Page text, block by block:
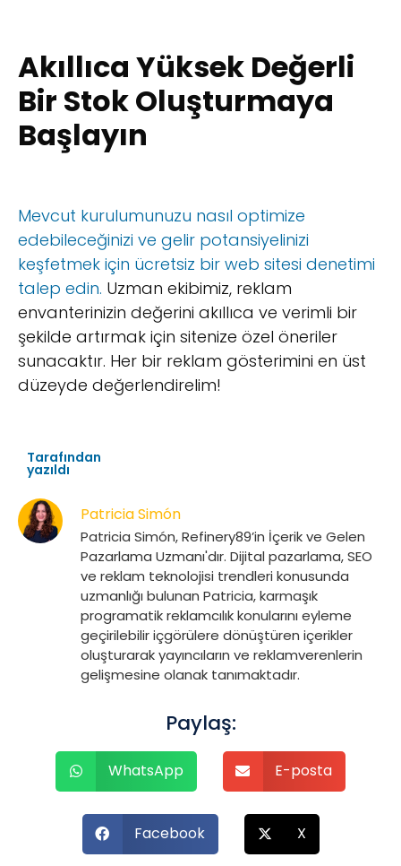
Akıllıca Yüksek Değerli
Bir Stok Oluşturmaya
Başlayın
Mevcut kurulumunuzu nasıl optimize
edebileceğinizi ve gelir potansiyelinizi
keşfetmek için ücretsiz bir web sitesi denetimi
talep edin. Uzman ekibimiz, reklam
envanterinizin değerini akıllıca ve verimli bir
şekilde artırmak için sitenize özel öneriler
sunacaktır. Her bir reklam gösterimini en üst
düzeyde değerlendirelim!
Tarafından
yazıldı
Patricia Simón
Patricia Simón, Refinery89’in İçerik ve Gelen
Pazarlama Uzmanı'dır. Dijital pazarlama, SEO
ve reklam teknolojisi trendleri konusunda
uzmanlığı bulunan Patricia, karmaşık
programatik reklamcılık konularını eyleme
geçirilebilir içgörülere dönüştüren içerikler
oluşturarak yayıncıların ve reklamverenlerin
gelişmesine olanak tanımaktadır.
Paylaş:
WhatsApp E-posta
Facebook X